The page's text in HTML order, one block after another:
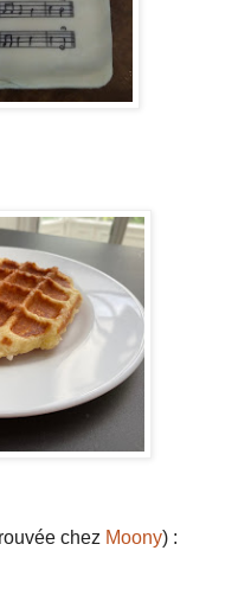
chez Moony) :